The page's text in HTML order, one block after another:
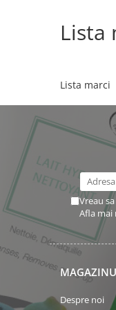
Creme bio piele
Lista
Lista marci
Vreau
Afla mai
Despre noi